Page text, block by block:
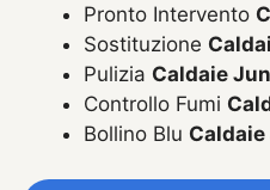
Pronto Intervento
Sostituzione
Pulizia Caldaie
Controllo Fumi
Bollino Blu